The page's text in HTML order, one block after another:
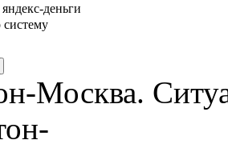
деньги
Москва.